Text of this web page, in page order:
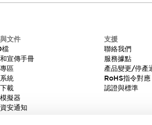
文件
宣傳手冊
區
統
載
擬器
安通知
支援
聯絡我們
服務據點
產品變更/停產
RoHS指令對應
認證與標準